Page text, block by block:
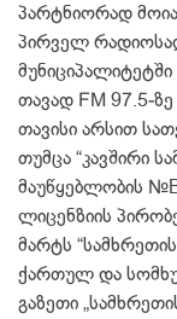
პარტნიორად
პირველ
თავად FM
თავისი არსით
თუმცა “კავშირი
მაუწყებლობის
ლიცენზიის
მარტს
ქართულ და
გაზეთი